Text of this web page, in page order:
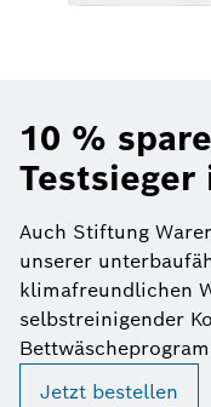
10 %
Testsieger
Auch Stiftung
unserer
klimafreundlichen
selbstreinigender
Jetzt bestellen